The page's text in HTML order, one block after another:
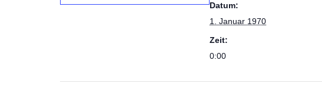
Datum:
1. Januar 1970
Zeit:
0:00